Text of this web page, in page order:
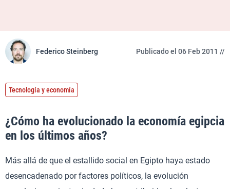
Federico Steinberg Publicado el 06 Feb 2011 //
Tecnología y economía
¿Cómo ha evolucionado la economía egipcia
en los últimos años?
Más allá de que el estallido social en Egipto haya estado
desencadenado por factores políticos, la evolución